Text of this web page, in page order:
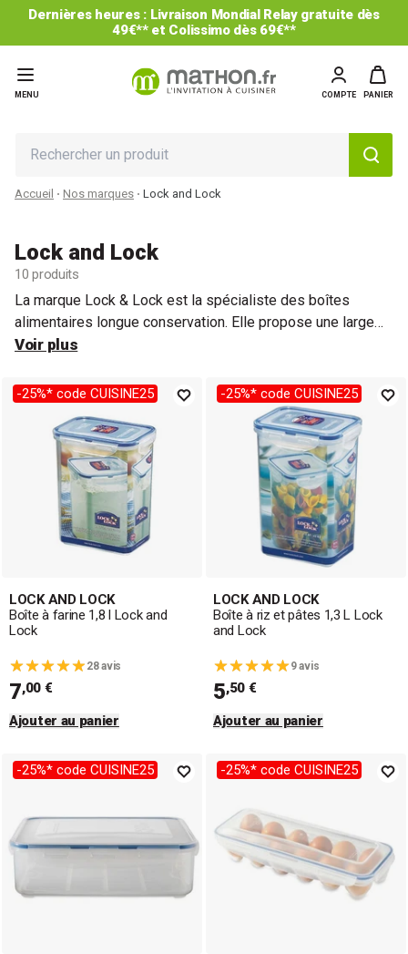
Dernières heures : Livraison Mondial Relay gratuite dès
49€** et Colissimo dès 69€**
MENU COMPTE PANIER
Accueil Nos marques Lock and Lock
Lock and Lock
10 produits
La marque Lock & Lock est la spécialiste des boîtes
alimentaires longue conservation. Elle propose une large
gamme de boîtes en polypropylène alimentaire pour des
rectangulaires, hautes ou basses, avec ou sans plateau
fraîcheur, avec ou sans bloc réfrigérant, à spaghetti, à œufs,
à pain de mie, beurrier, garde-salade, shaker... Leur système
de fermeture breveté les rend 100 % hermétiques et
étanches à l'eau, à l'air et aux odeurs. Polyvalentes et
empilables, elles s'adaptent aux dimensions du
réfrigérateur, congélateur, placard, passent au micro-ondes
et congélateur et sont garanties 30 ans. Une seconde
gamme au récipient en verre borosilicate permet de
boîte.
Voir plus
-25%* code CUISINE25
LOCK AND LOCK
Boîte à farine 1,8 l Lock and
Lock
28 avis
7,00 €
Ajouter au panier
-25%* code CUISINE25
LOCK AND LOCK
Boîte à riz et pâtes 1,3 L Lock
and Lock
9 avis
5,50 €
Ajouter au panier
-25%* code CUISINE25 -25%* code CUISINE25